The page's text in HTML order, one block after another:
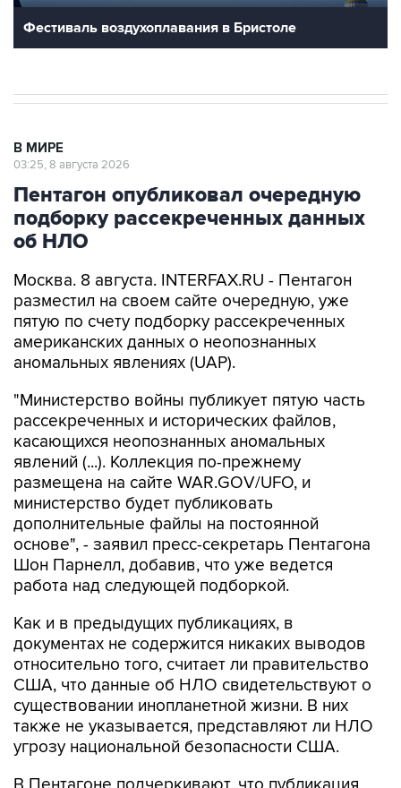
Фестиваль воздухоплавания в Бристоле
В МИРЕ
03:25, 8 августа 2026
Пентагон опубликовал очередную
подборку рассекреченных данных
об НЛО
Москва. 8 августа. INTERFAX.RU - Пентагон
разместил на своем сайте очередную, уже
пятую по счету подборку рассекреченных
американских данных о неопознанных
аномальных явлениях (UAP).
"Министерство войны публикует пятую часть
рассекреченных и исторических файлов,
касающихся неопознанных аномальных
явлений (...). Коллекция по-прежнему
размещена на сайте WAR.GOV/UFO, и
министерство будет публиковать
дополнительные файлы на постоянной
основе", - заявил пресс-секретарь Пентагона
Шон Парнелл, добавив, что уже ведется
работа над следующей подборкой.
Как и в предыдущих публикациях, в
документах не содержится никаких выводов
относительно того, считает ли правительство
США, что данные об НЛО свидетельствуют о
существовании инопланетной жизни. В них
также не указывается, представляют ли НЛО
угрозу национальной безопасности США.